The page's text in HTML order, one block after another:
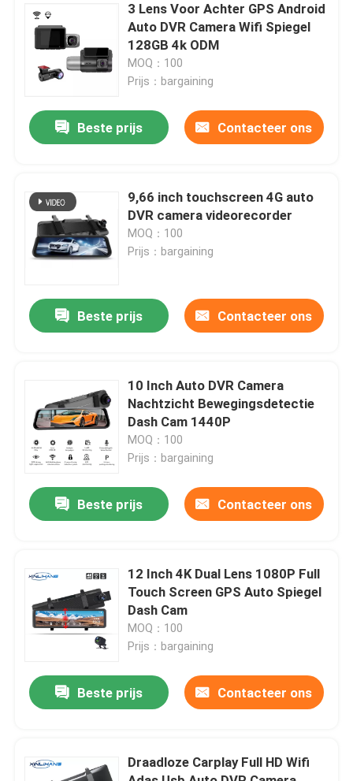
Thuis
VR-show
Fabrieksreis
Kwaliteitscontrole
Contacteer ons
nieuws
Auto DVR-camera
3 Lens Voor Achter GPS Android
Auto DVR Camera Wifi Spiegel
128GB 4k ODM
MOQ：100
Prijs：bargaining
Beste prijs Contacteer ons
9,66 inch touchscreen 4G auto
DVR camera videorecorder
MOQ：100
Prijs：bargaining
Beste prijs Contacteer ons
10 Inch Auto DVR Camera
Nachtzicht Bewegingsdetectie
Dash Cam 1440P
MOQ：100
Prijs：bargaining
Beste prijs Contacteer ons
12 Inch 4K Dual Lens 1080P Full
Touch Screen GPS Auto Spiegel
Dash Cam
MOQ：100
Prijs：bargaining
Beste prijs Contacteer ons
Draadloze Carplay Full HD Wifi